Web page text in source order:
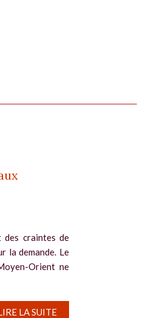
des craintes de
la demande. Le
Orient ne
LA SUITE